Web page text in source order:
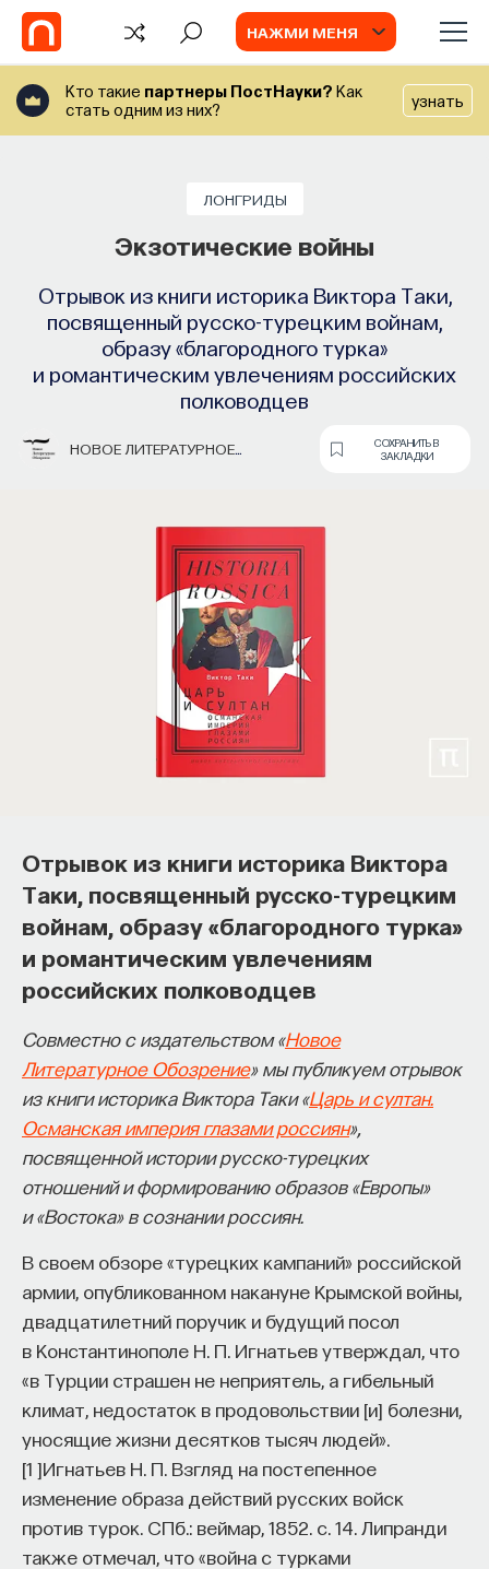
НАЖМИ МЕНЯ
Кто такие партнеры ПостНауки? Как
стать одним из них?
узнать
ЛОНГРИДЫ
Экзотические войны
Отрывок из книги историка Виктора Таки,
посвященный русско-турецким войнам,
образу «благородного турка»
и романтическим увлечениям российских
полководцев
НОВОЕ ЛИТЕРАТУРНОЕ
СОХРАНИТЬ В
ЗАКЛАДКИ
Отрывок из книги историка Виктора
Таки, посвященный русско-турецким
войнам, образу «благородного турка»
и романтическим увлечениям
российских полководцев
Совместно с издательством «Новое
Литературное Обозрение» мы публикуем отрывок
из книги историка Виктора Таки «Царь и султан.
Османская империя глазами россиян»,
посвященной истории русско-турецких
отношений и формированию образов «Европы»
и «Востока» в сознании россиян.
В своем обзоре «турецких кампаний» российской
армии, опубликованном накануне Крымской войны,
двадцатилетний поручик и будущий посол
в Константинополе Н. П. Игнатьев утверждал, что
«в Турции страшен не неприятель, а гибельный
климат, недостаток в продовольствии [и] болезни,
уносящие жизни десятков тысяч людей».
[1 ]Игнатьев Н. П. Взгляд на постепенное
изменение образа действий русских войск
против турок. СПб.: веймар, 1852. с. 14. Липранди
также отмечал, что «война с турками